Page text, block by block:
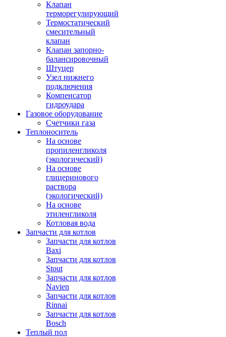
Клапан
терморегулирующий
Термостатический
смесительный
клапан
Клапан запорно-
балансировочный
Штуцер
Узел нижнего
подключения
Компенсатор
гидроудара
Газовое оборудование
Счетчики газа
Теплоноситель
На основе
пропиленгликоля
(экологический)
На основе
глицеринового
раствора
(экологический)
На основе
этиленгликоля
Котловая вода
Запчасти для котлов
Запчасти для котлов
Baxi
Запчасти для котлов
Stout
Запчасти для котлов
Navien
Запчасти для котлов
Rinnai
Запчасти для котлов
Bosch
Теплый пол